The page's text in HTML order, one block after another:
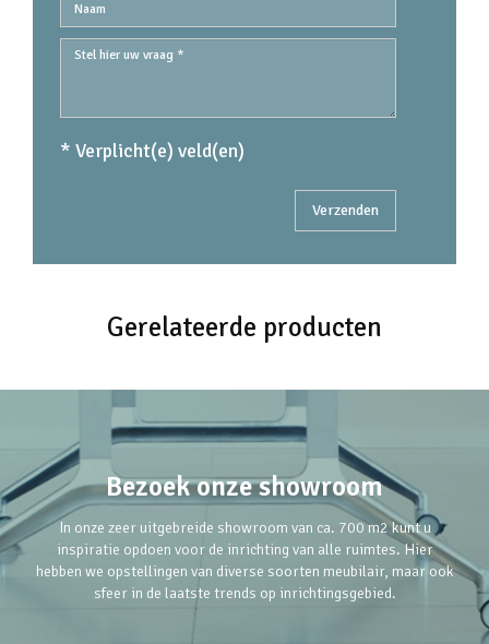
* Verplicht(e) veld(en)
Gerelateerde producten
Bezoek onze showroom
In onze zeer uitgebreide showroom van ca. 700 m2 kunt u
inspiratie opdoen voor de inrichting van alle ruimtes. Hier
hebben we opstellingen van diverse soorten meubilair, maar ook
sfeer in de laatste trends op inrichtingsgebied.